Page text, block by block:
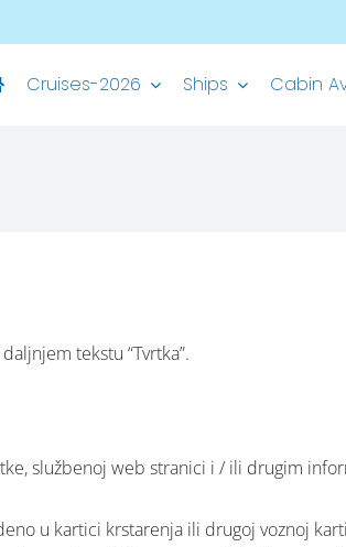
Cruises-2026 Ships Cabin
tekstu “Tvrtka”.
službenoj web stranici i / ili drugim
u kartici krstarenja ili drugoj voznoj